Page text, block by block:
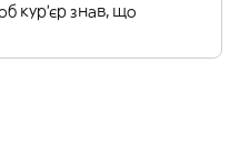
кур'єр знав, що